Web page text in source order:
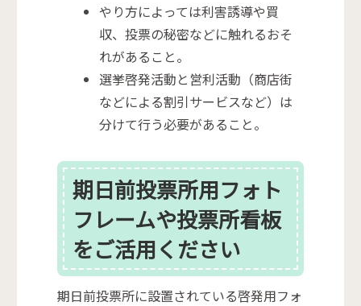
やり方によっては利害誘導や買
収、投票の秘密などに触れるおそ
れがあること。
選挙啓発活動と営利活動（商店街
などによる割引サービスなど）は
分けて行う必要があること。
期日前投票所用フォト
フレームや投票所看板
をご活用ください
期日前投票所に設置されている啓発用フォ